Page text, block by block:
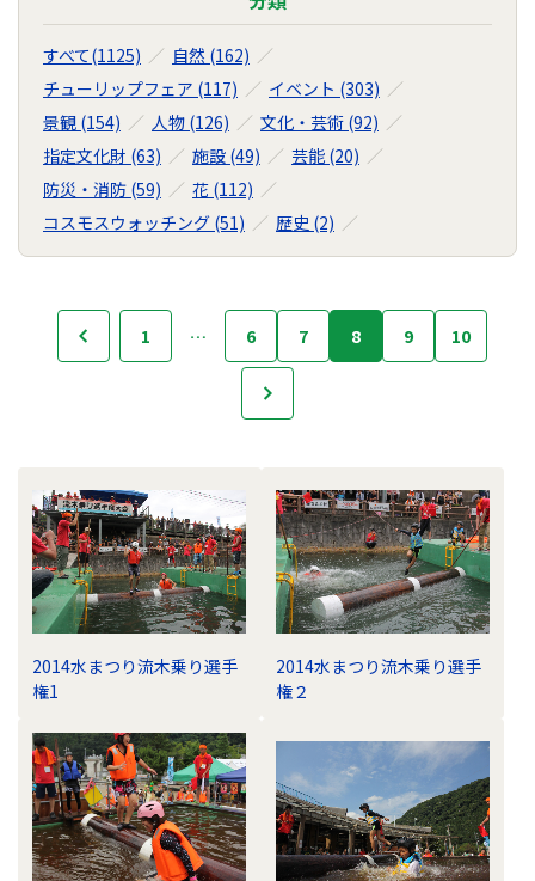
すべて(1125)
自然 (162)
チューリップフェア (117)
イベント (303)
景観 (154)
人物 (126)
文化・芸術 (92)
指定文化財 (63)
施設 (49)
芸能 (20)
防災・消防 (59)
花 (112)
コスモスウォッチング (51)
歴史 (2)
リ
の
ナ
ゲ
ョ
ン
1 … 6 7 8 9 10
2014水まつり流木乗り選手
権1
2014水まつり流木乗り選手
権２